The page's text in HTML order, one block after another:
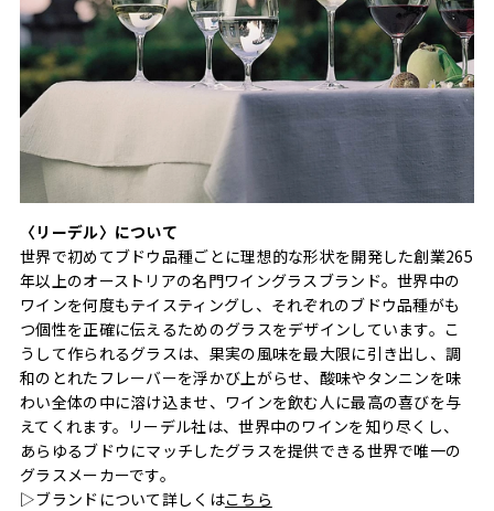
〈リーデル〉について
世界で初めてブドウ品種ごとに理想的な形状を開発した創業265
年以上のオーストリアの名門ワイングラスブランド。世界中の
ワインを何度もテイスティングし、それぞれのブドウ品種がも
つ個性を正確に伝えるためのグラスをデザインしています。こ
うして作られるグラスは、果実の風味を最大限に引き出し、調
和のとれたフレーバーを浮かび上がらせ、酸味やタンニンを味
わい全体の中に溶け込ませ、ワインを飲む人に最高の喜びを与
えてくれます。リーデル社は、世界中のワインを知り尽くし、
あらゆるブドウにマッチしたグラスを提供できる世界で唯一の
グラスメーカーです。
▷ブランドについて詳しくはこちら